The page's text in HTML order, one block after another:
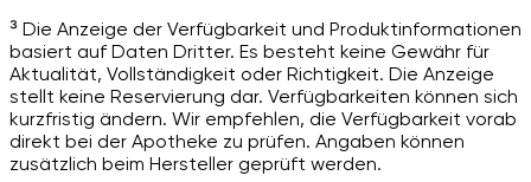
³ Die Anzeige der Verfügbarkeit und Produktinformationen
basiert auf Daten Dritter. Es besteht keine Gewähr für
Aktualität, Vollständigkeit oder Richtigkeit. Die Anzeige
stellt keine Reservierung dar. Verfügbarkeiten können sich
kurzfristig ändern. Wir empfehlen, die Verfügbarkeit vorab
direkt bei der Apotheke zu prüfen. Angaben können
zusätzlich beim Hersteller geprüft werden.